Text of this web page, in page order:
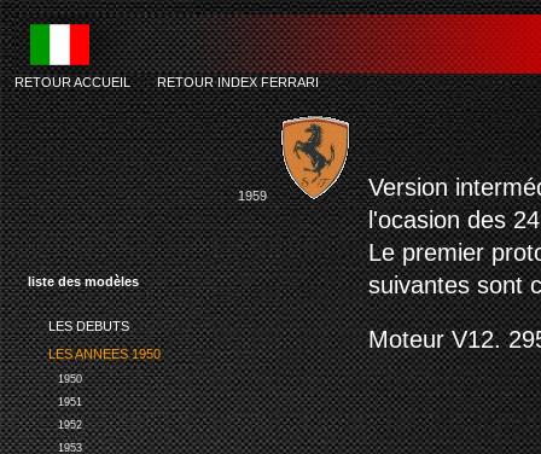
liste des modèles
LES DEBUTS
LES ANNEES 1950
1950
1951
1952
1953
RETOUR ACCUEIL-RETOUR INDEX FERRARI
1959
Version
l'ocasion des
Le premier
suivantes sont
Moteur V12.